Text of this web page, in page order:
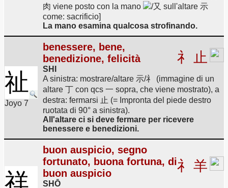
肉 viene posto con la mano
/又 sull'altare 示
come: sacrificio]
La mano esamina qualcosa strofinando.
祉
Joyo 7
benessere, bene,
benedizione, felicità
SHI
礻 止
A sinistra: mostrare/altare 示/礻 (immagine di un
altare 丁 con qcs 一 sopra, che viene mostrato), a
destra: fermarsi 止 (= Impronta del piede destro
ruotata di 90° a sinistra).
All'altare ci si deve fermare per ricevere
benessere e benedizioni.
祥
buon auspicio, segno
fortunato, buona fortuna, di
buon auspicio
SHŌ
礻 羊